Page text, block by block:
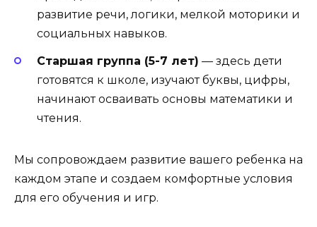
развитие речи, логики, мелкой моторики и
социальных навыков.
Старшая группа (5-7 лет) — здесь дети
готовятся к школе, изучают буквы, цифры,
начинают осваивать основы математики и
чтения.
Мы сопровождаем развитие вашего ребенка на
каждом этапе и создаем комфортные условия
для его обучения и игр.